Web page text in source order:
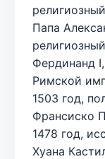
Папа
Фердинанд
Римской
1503 год,
Франсиско
1478 год,
Хуана